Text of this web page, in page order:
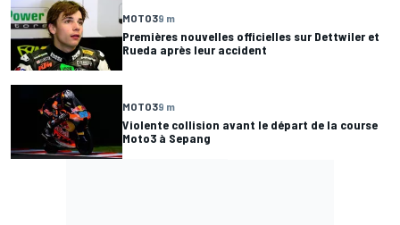
MOTO39 m
Premières nouvelles officielles sur Dettwiler et
Rueda après leur accident
MOTO39 m
Violente collision avant le départ de la course
Moto3 à Sepang